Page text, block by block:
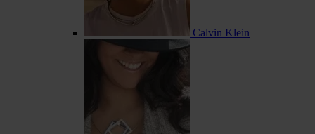
Calvin Klein